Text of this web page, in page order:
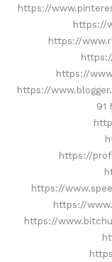
https://
https://
https://
https://
https://
91
https://
https://
https://
https://